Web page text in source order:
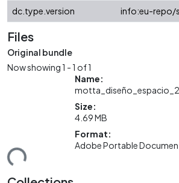
dc.type.version
info:eu-repo/
Files
Original bundle
Now showing1 - 1 of 1
Name:
Size:
4.69 MB
Format:
Adobe Portable